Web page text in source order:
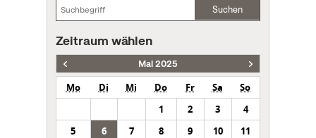
Suchen
Zeitraum wählen
Mai 2025
Mo Di Mi Do Fr Sa
So
1
2 3
4
5
6 7 8 9 10
11